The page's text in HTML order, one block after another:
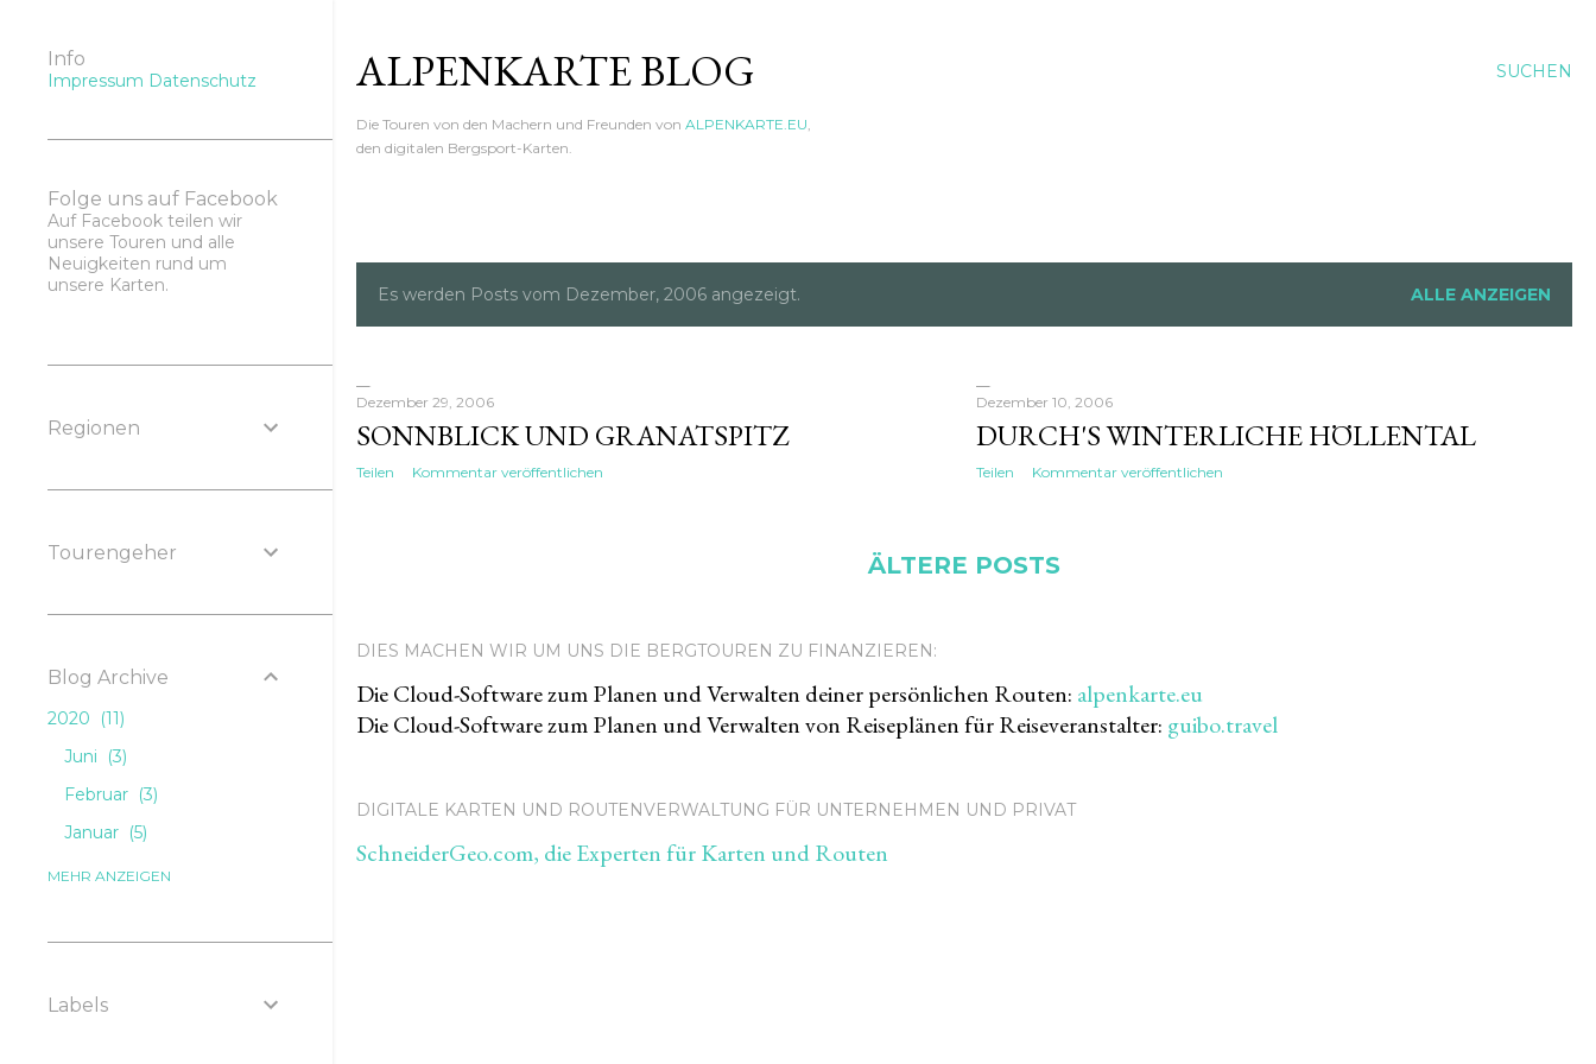
SUCHEN
ALPENKARTE BLOG
Die Touren von den Machern und Freunden von ALPENKARTE.EU,
den digitalen Bergsport-Karten.
P
s
t
Es werden Posts vom Dezember, 2006 angezeigt. ALLE ANZEIGEN
Dezember 29, 2006
SONNBLICK UND GRANATSPITZ
Teilen Kommentar veröffentlichen
Dezember 10, 2006
DURCH'S WINTERLICHE HÖLLENTAL
Teilen Kommentar veröffentlichen
ÄLTERE POSTS
DIES MACHEN WIR UM UNS DIE BERGTOUREN ZU FINANZIEREN:
Die Cloud-Software zum Planen und Verwalten deiner persönlichen Routen: alpenkarte.eu
Die Cloud-Software zum Planen und Verwalten von Reiseplänen für Reiseveranstalter: guibo.travel
DIGITALE KARTEN UND ROUTENVERWALTUNG FÜR UNTERNEHMEN UND PRIVAT
SchneiderGeo.com, die Experten für Karten und Routen
Info
Impressum Datenschutz
Folge uns auf Facebook
Auf Facebook teilen wir
unsere Touren und alle
Neuigkeiten rund um
unsere Karten.
Regionen
Tourengeher
Blog Archive
2020
11
Juni
3
Februar
3
Januar
5
2019 49
November 4
MEHR ANZEIGEN
Labels